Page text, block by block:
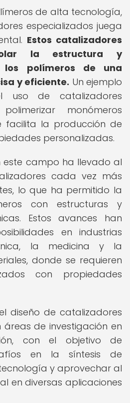
de alta tecnología,
especializados juega
Estos catalizadores
la estructura y
los polímeros de una
y eficiente. Un ejemplo
uso de catalizadores
monómeros
facilita la producción de
personalizadas.
este campo ha llevado al
cada vez más
lo que ha permitido la
con estructuras y
Estos avances han
en industrias
la medicina y la
donde se requieren
con propiedades
diseño de catalizadores
áreas de investigación en
con el objetivo de
en la síntesis de
y aprovechar al
en diversas aplicaciones